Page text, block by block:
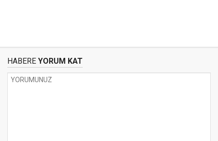
HABERE YORUM KAT